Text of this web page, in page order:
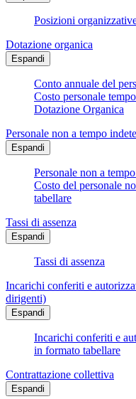
Posizioni
Dotazione organica
Espandi
Conto annuale del
Costo personale
Dotazione Organica
Personale non a tempo
Espandi
Personale non a
Costo del personale
tabellare
Tassi di assenza
Espandi
Tassi di assenza
Incarichi conferiti e
dirigenti)
Espandi
Incarichi conferiti e
in formato tabellare
Contrattazione collettiva
Espandi